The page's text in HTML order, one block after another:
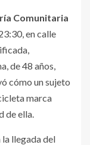
Comunitaria
en calle
de 48 años,
cómo un sujeto
marca
de ella.
llegada del